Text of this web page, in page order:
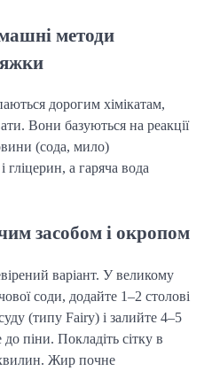
методи
дорогим хімікатам,
Вони базуються на реакції
(сода, мило)
а гаряча вода
засобом і окропом
варіант. У великому
соди, додайте 1–2 столові
(типу Fairy) і залийте 4–5
піни. Покладіть сітку в
Жир почне